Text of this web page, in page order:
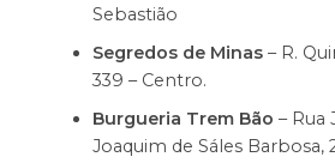
Sebastião
Segredos de Minas– R.
339 – Centro.
Burgueria Trem Bão – Rua
Joaquim de Sáles Barbosa,